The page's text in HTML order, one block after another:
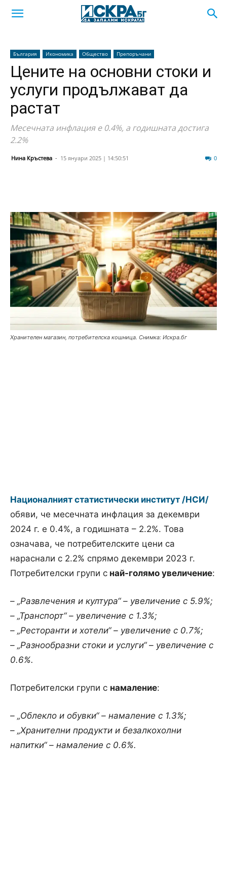
България Икономика Общество Препоръчани
Цените на основни стоки и
услуги продължават да
растат
Месечната инфлация е 0.4%, а годишната достига
2.2%
Нина Кръстева - 15 януари 2025 | 14:50:51 0
Хранителен магазин, потребителска кошница. Снимка: Искра.бг
Националният статистически институт /НСИ/
обяви, че месечната инфлация за декември
2024 г. е 0.4%, а годишната – 2.2%. Това
означава, че потребителските цени са
нараснали с 2.2% спрямо декември 2023 г.
Потребителски групи с най-голямо увеличение:
– „Развлечения и култура“ – увеличение с 5.9%;
– „Транспорт“ – увеличение с 1.3%;
– „Ресторанти и хотели“ – увеличение с 0.7%;
– „Разнообразни стоки и услуги“ – увеличение с
0.6%.
Потребителски групи с намаление:
– „Облекло и обувки“ – намаление с 1.3%;
– „Хранителни продукти и безалкохолни
напитки“ – намаление с 0.6%.